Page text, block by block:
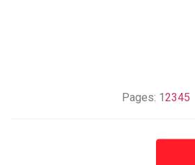
Pages: 1 2345